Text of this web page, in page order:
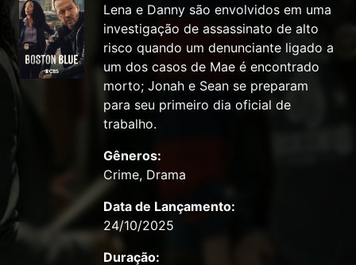
Lena e Danny são envolvidos em uma
investigação de assassinato de alto
risco quando um denunciante ligado a
um dos casos de Mae é encontrado
morto; Jonah e Sean se preparam
para seu primeiro dia oficial de
trabalho.
Gêneros:
Crime, Drama
Data de Lançamento:
24/10/2025
Duração: